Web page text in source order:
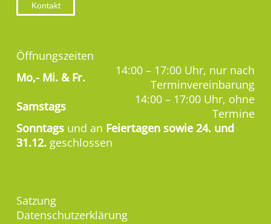
Kontakt
Öffnungszeiten
Mo,- Mi. & Fr.
14:00 – 17:00 Uhr, nur nach
Terminvereinbarung
Samstags
14:00 – 17:00 Uhr, ohne
Termine
Sonntags und an Feiertagen sowie 24. und
31.12. geschlossen
Satzung
Datenschutzerklärung